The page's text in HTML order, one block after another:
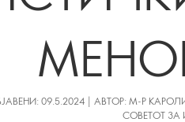
09.5.2024 | АВТОР: М-Р
СОВЕТОТ